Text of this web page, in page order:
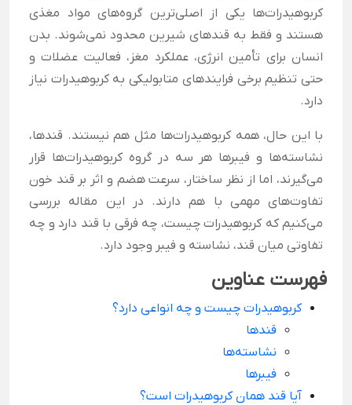
کربوهیدرات‌ها یکی از اصلی‌ترین گروه‌های مواد مغذی
هستند و فقط به قندهای شیرین محدود نمی‌شوند. بدن
انسان برای تأمین انرژی، عملکرد مغز، فعالیت عضلات و
حتی تنظیم برخی فرایندهای متابولیکی به کربوهیدرات نیاز
دارد.
با این حال، همه کربوهیدرات‌ها مثل هم نیستند. قندها،
نشاسته‌ها و فیبرها هر سه در گروه کربوهیدرات‌ها قرار
می‌گیرند، اما از نظر ساختار، سرعت هضم و اثر بر قند خون
تفاوت‌های مهمی با هم دارند. در این مقاله بررسی
می‌کنیم که کربوهیدرات چیست، چه فرقی با قند دارد و چه
تفاوتی میان قند، نشاسته و فیبر وجود دارد.
فهرست عناوین
کربوهیدرات چیست و چه انواعی دارد؟
قندها
نشاسته‌ها
فیبرها
آیا قند همان کربوهیدرات است؟